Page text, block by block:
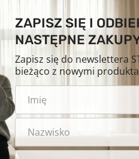
ZAPISZ SIĘ I
NASTĘPNE
Zapisz się do newslettera
bieżąco z nowymi